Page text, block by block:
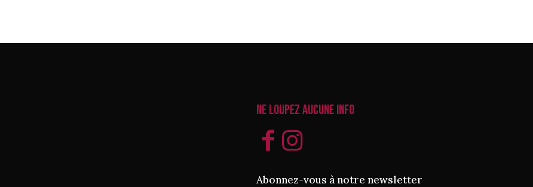
Ne loupez aucune info
Abonnez-vous à notre newsletter